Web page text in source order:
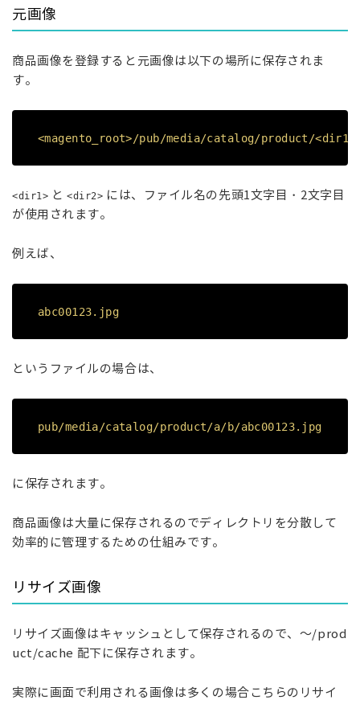
元画像
商品画像を登録すると元画像は以下の場所に保存されま
す。
<magento_root>/pub/media/catalog/product/
<dir1> と<dir2> には、ファイル名の先頭1文字目・2文字目
が使用されます。
例えば、
abc00123.jpg
というファイルの場合は、
pub/media/catalog/product/a/b/abc00123.jpg
に保存されます。
商品画像は大量に保存されるのでディレクトリを分散して
効率的に管理するための仕組みです。
リサイズ画像
リサイズ画像はキャッシュとして保存されるので、～/prod
uct/cache 配下に保存されます。
実際に画面で利用される画像は多くの場合こちらのリサイ